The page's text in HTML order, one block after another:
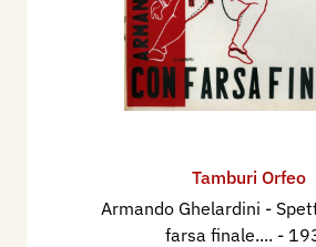
Tamburi Orfeo
Armando Ghelardini -
farsa finale.... -